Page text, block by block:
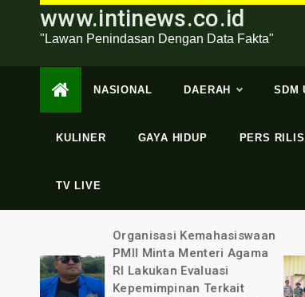
www.intinews.co.id
"Lawan Penindasan Dengan Data Fakta"
NASIONAL DAERAH SDM
KULINER GAYA HIDUP PERS RILIS
TV LIVE
Dugaan Perampasan Hak
Lahannya, Puluhan Warga
Mendatangi Lokasi
Pertambangan Batubara